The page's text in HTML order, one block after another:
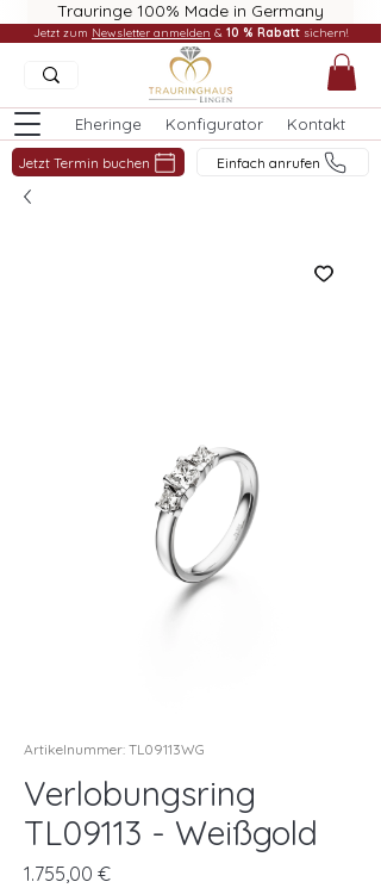
Trauringe 100% Made in Germany
Eheringe Konfigurator Kontakt
Jetzt Termin buchen Einfach anrufen
Jetzt zum Newsletter anmelden & 10 % Rabatt sichern!
Artikelnummer: TL09113WG
Verlobungsring
TL09113 - Weißgold
1.755,00 €Preis